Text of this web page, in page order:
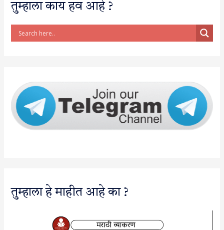
तुम्हाला काय हव आहे ?
तुम्हाला हे माहीत आहे का ?